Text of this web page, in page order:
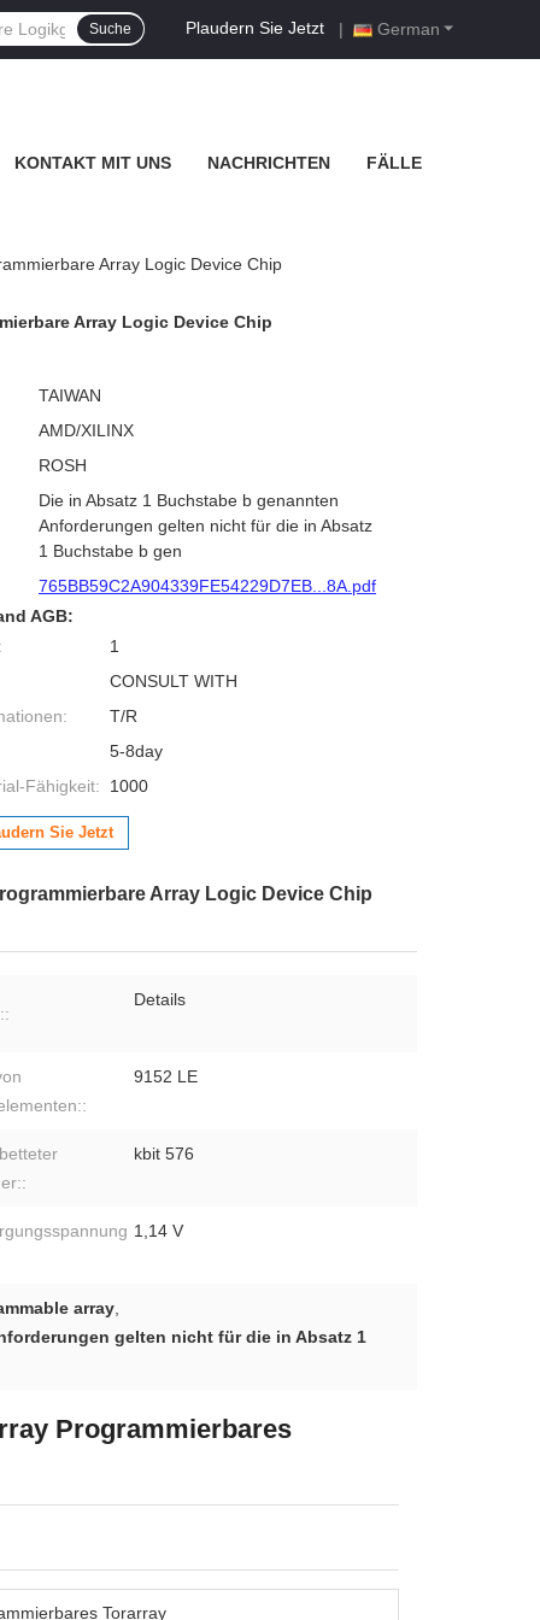
German
Plaudern Sie Jetzt |
Suche
KONTAKT MIT UNS NACHRICHTEN FÄLLE
Array Logic Device Chip
Array Logic Device Chip
TAIWAN
AMD/XILINX
ROSH
Die in Absatz 1 Buchstabe b genannten
Anforderungen gelten nicht für die in Absatz
1 Buchstabe b gen
765BB59C2A904339FE54229D7EB...8A.pdf
AGB:
1
CONSULT WITH
T/R
5-8day
Fähigkeit:
1000
Sie Jetzt
Array Logic Device Chip
Details
9152 LE
kbit 576
1,14 V
array,
gelten nicht für die in Absatz 1
Programmierbares
Torarray